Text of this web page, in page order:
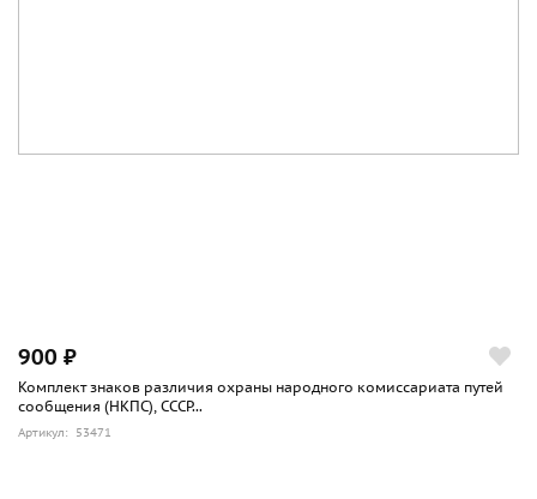
900 ₽
Комплект знаков различия охраны народного комиссариата путей
сообщения (НКПС), СССР...
Артикул: 53471